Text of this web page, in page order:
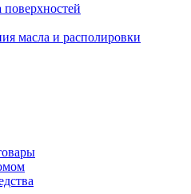
масла и располировки